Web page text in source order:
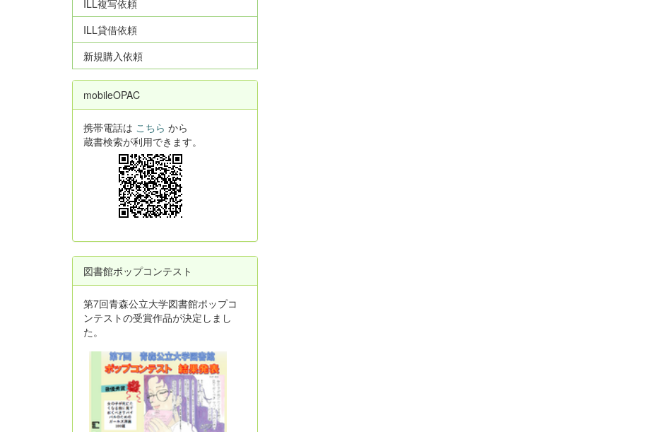
ILL複写依頼
ILL貸借依頼
新規購入依頼
mobileOPAC
携帯電話は こちら から
蔵書検索が利用できます。
図書館ポップコンテスト
第7回青森公立大学図書館ポップコ
ンテストの受賞作品が決定しまし
た。